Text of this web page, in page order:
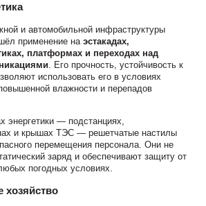
и автомобильной инфраструктуры
применение на эстакадах,
платформах и переходах над
. Его прочность, устойчивость к
использовать его в условиях
влажности и перепадов
энергетики — подстанциях,
и крышах ТЭС — решетчатые настилы
перемещения персонала. Они не
заряд и обеспечивают защиту от
погодных условиях.
хозяйство